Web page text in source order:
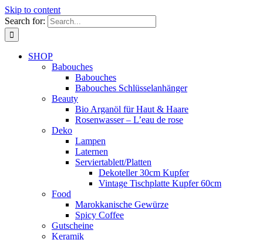
Skip to content
Search for:
SHOP
Babouches
Babouches
Babouches Schlüsselanhänger
Beauty
Bio Arganöl für Haut & Haare
Rosenwasser – L’eau de rose
Deko
Lampen
Laternen
Serviertablett/Platten
Dekoteller 30cm Kupfer
Vintage Tischplatte Kupfer 60cm
Food
Marokkanische Gewürze
Spicy Coffee
Gutscheine
Keramik